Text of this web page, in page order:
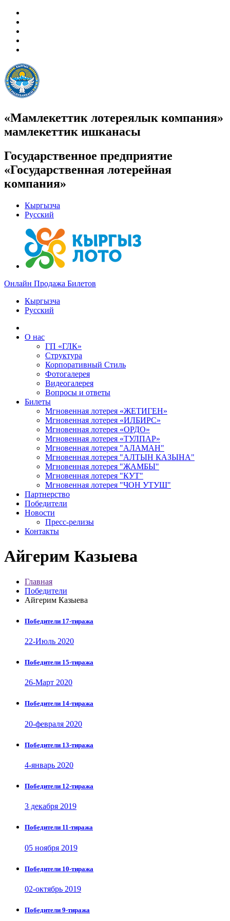
«Мамлекеттик лотереялык компания»
мамлекеттик ишканасы
Государственное предприятие
«Государственная лотерейная
компания»
Кыргызча
Русский
Онлайн Продажа Билетов
Кыргызча
Русский
О нас
ГП «ГЛК»
Структура
Корпоративный Стиль
Фотогалерея
Видеогалерея
Вопросы и ответы
Билеты
Мгновенная лотерея «ЖЕТИГЕН»
Мгновенная лотерея «ИЛБИРС»
Мгновенная лотерея «ОРДО»
Мгновенная лотерея «ТУЛПАР»
Мгновенная лотерея "АЛАМАН"
Мгновенная лотерея "АЛТЫН КАЗЫНА"
Мгновенная лотерея "ЖАМБЫ"
Мгновенная лотерея "КУТ"
Мгновенная лотерея "ЧОН УТУШ"
Партнерство
Победители
Новости
Пресс-релизы
Контакты
Айгерим Казыева
Главная
Победители
Айгерим Казыева
Победители 17-тиража
22-Июль 2020
Победители 15-тиража
26-Март 2020
Победители 14-тиража
20-февраля 2020
Победители 13-тиража
4-январь 2020
Победители 12-тиража
3 декабря 2019
Победители 11-тиража
05 ноября 2019
Победители 10-тиража
02-октябрь 2019
Победители 9-тиража